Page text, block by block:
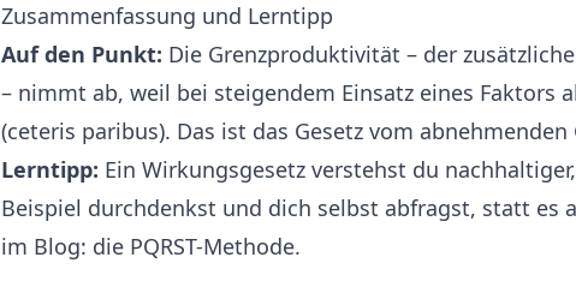
Zusammenfassung und Lerntipp
Auf den Punkt: Die Grenzproduktivität – der
– nimmt ab, weil bei steigendem Einsatz eines Faktors
(ceteris paribus). Das ist das Gesetz vom abnehmenden
Lerntipp: Ein Wirkungsgesetz verstehst du
Beispiel durchdenkst und dich selbst abfragst, statt es
im Blog: die PQRST-Methode.